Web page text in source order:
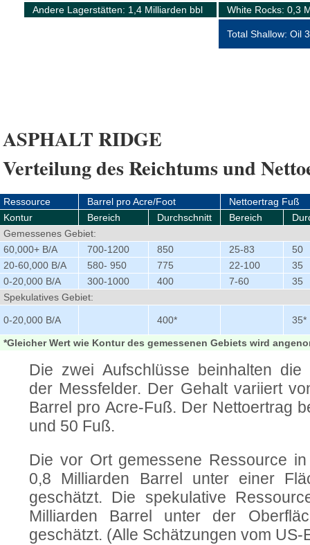
Andere Lagerstätten: 1,4 Milliarden bbl
White Rocks: 0,3
Total Shallow: Oil
ASPHALT RIDGE
Verteilung des Reichtums und
Ressource Barrel pro Acre/Foot
Nettoertrag Fuß
Kontur
Bereich Durchschnitt Bereich
Gemessenes Gebiet:
60,000+ B/A
700-1200 850 25-83
50
20-60,000 B/A
580- 950 775 22-100
35
0-20,000 B/A
300-1000 400 7-60
35
Spekulatives Gebiet:
0-20,000 B/A 400* 35*
*Gleicher Wert wie Kontur des gemessenen Gebiets wird
Die zwei Aufschlüsse beinhalten die
der Messfelder. Der Gehalt variiert
Barrel pro Acre-Fuß. Der Nettoertrag
und 50 Fuß.
Die vor Ort gemessene Ressource
0,8 Milliarden Barrel unter einer
geschätzt. Die spekulative
Milliarden Barrel unter der
geschätzt. (Alle Schätzungen vom US-